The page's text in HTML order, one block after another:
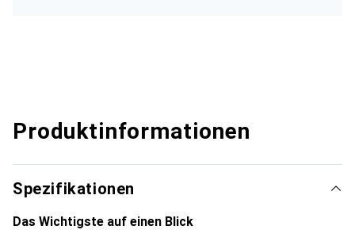
Produktinformationen
Spezifikationen
Das Wichtigste auf einen Blick